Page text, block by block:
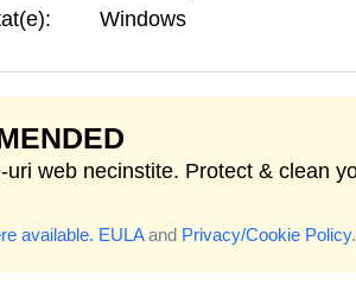
Windows
web necinstite. Protect & clean
available. EULAand Privacy/Cookie Policy.